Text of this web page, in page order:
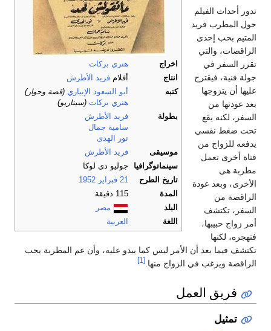
اخراج
هنري بركات
انتاج
أفلام فريد الأطرش
كتبه
أبو السعود الإبياري (قصة وحوار)
هنري بركات (سيناريو)
بطولة
فريد الأطرش
سامية جمال
نور الهدى
موسيقى
فريد الأطرش
سينماتوگرافيا
جوليو دى لوكا
تاريخ الطرح
21 فبراير
1952
المدة
115 دقيقة
البلد
مصر
اللغة
العربية
تدور أحداث الفيلم
حول المطرب فريد
المتيم بحب إحدى
الراقصات، والتي
تقرر السفر في
جولة فنية، فيقترح
عليها أن يتزوجها
بعد عودتها من
السفر، لكنه يقع
تحت ضغط نفسي
يدفعه للزواج من
فتاة أخرى تعمل
مطربة هى
الأخرى، وبعد عودة
الراقصة من
السفر، تكتشف
أمر زواج حبيبها،
فتهجره، لكنها
تكتشف فيما بعد أن الأمر ليس كما يبدو عليه، وأن عم المطربة يحب
الراقصة ويرغب في الزواج منها.[1]
فريق العمل
تمثيل